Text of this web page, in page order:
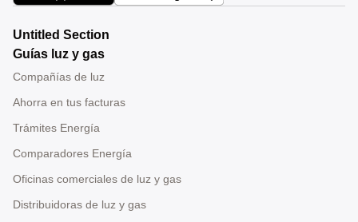
Untitled Section
Guías luz y gas
Compañías de luz
Ahorra en tus facturas
Trámites Energía
Comparadores Energía
Oficinas comerciales de luz y gas
Distribuidoras de luz y gas